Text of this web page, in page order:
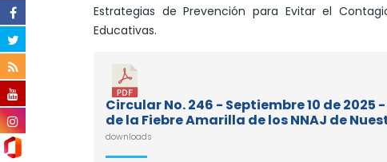
Estrategias de Prevención para Evitar el
Educativas.
Circular No. 246 - Septiembre 10 de
de la Fiebre Amarilla de los NNAJ de
downloads